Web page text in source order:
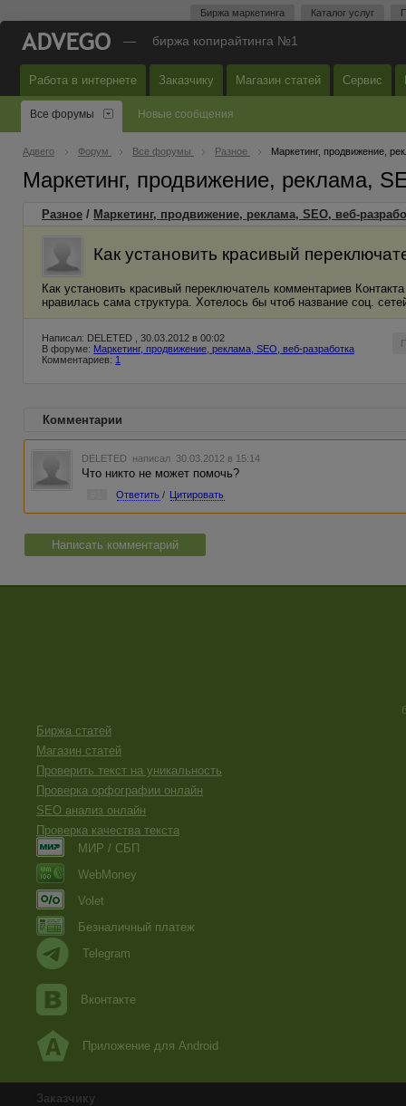
Биржа маркетинга Каталог услуг
— биржа копирайтинга №1
Работа в интернете Заказчику Магазин статей Сервис
Все форумы Новые сообщения
Адвего Форум Все форумы Разное Маркетинг, продвижение,
Маркетинг, продвижение, реклама,
Разное / Маркетинг, продвижение, реклама, SEO, веб-
Как установить красивый
Как установить красивый переключатель комментариев
нравилась сама структура. Хотелось бы чтоб название соц.
Написал: DELETED , 30.03.2012 в 00:02
В форуме: Маркетинг, продвижение, реклама, SEO, веб-разработка
Комментариев: 1
Комментарии
DELETED написал 30.03.2012 в 15:14
Что никто не может помочь?
Ответить / Цитировать
Написать комментарий
Биржа статей
Магазин статей
Проверить текст на уникальность
Проверка орфографии онлайн
SEO анализ онлайн
Проверка качества текста
МИР / СБП
WebMoney
Volet
Безналичный платеж
Telegram
Вконтакте
Приложение для Android
Заказчику